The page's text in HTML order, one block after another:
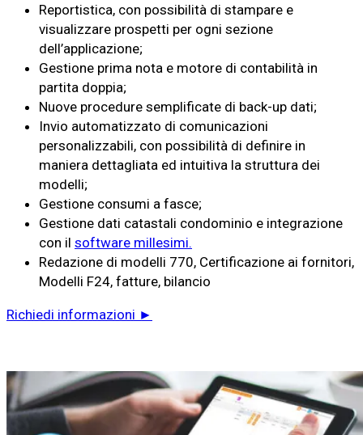
Reportistica, con possibilità di stampare e
visualizzare prospetti per ogni sezione
dell’applicazione;
Gestione prima nota e motore di contabilità in
partita doppia;
Nuove procedure semplificate di back-up dati;
Invio automatizzato di comunicazioni
personalizzabili, con possibilità di definire in
maniera dettagliata ed intuitiva la struttura dei
modelli;
Gestione consumi a fasce;
Gestione dati catastali condominio e integrazione
con il software millesimi.
Redazione di modelli 770, Certificazione ai fornitori,
Modelli F24, fatture, bilancio
Richiedi informazioni ►